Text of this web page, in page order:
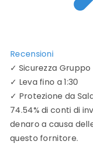
Recensioni
✓ Sicurezza
✓ Leva fino a 1:30
✓ Protezione da
74.54% di conti di
denaro a causa
questo fornitore.